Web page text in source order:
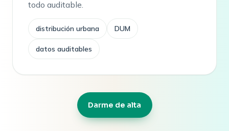
todo auditable.
distribución urbana DUM
datos auditables
Darme de alta